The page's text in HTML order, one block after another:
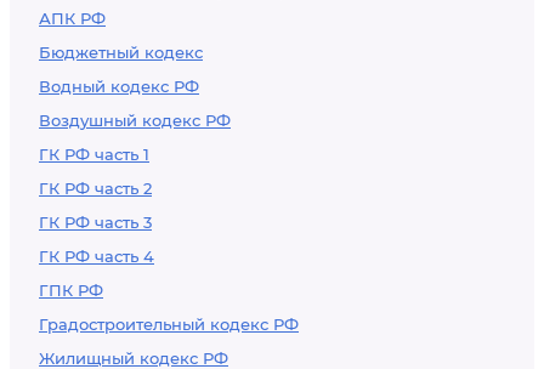
АПК РФ
Бюджетный кодекс
Водный кодекс РФ
Воздушный кодекс РФ
ГК РФ часть 1
ГК РФ часть 2
ГК РФ часть 3
ГК РФ часть 4
ГПК РФ
Градостроительный кодекс РФ
Жилищный кодекс РФ